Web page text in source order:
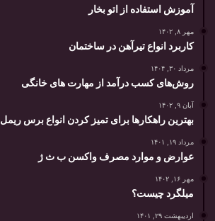
آموزش استفاده از اتو بخار
مهر ۸, ۱۴۰۲
کاربرد انواع تیرآهن در ساختمان
مرداد ۳۰, ۱۴۰۴
روش‌های کسب درآمد از مهارت های خانگی
آبان ۹, ۱۴۰۲
بهترین راهکارها برای تمیز کردن انواع برس ریمل
مرداد ۱۹, ۱۴۰۱
عوارض و موارد مصرف واکسن ب ث ژ
مهر ۱۶, ۱۴۰۲
میلگرد چیست؟
اردیبهشت ۲۹, ۱۴۰۱